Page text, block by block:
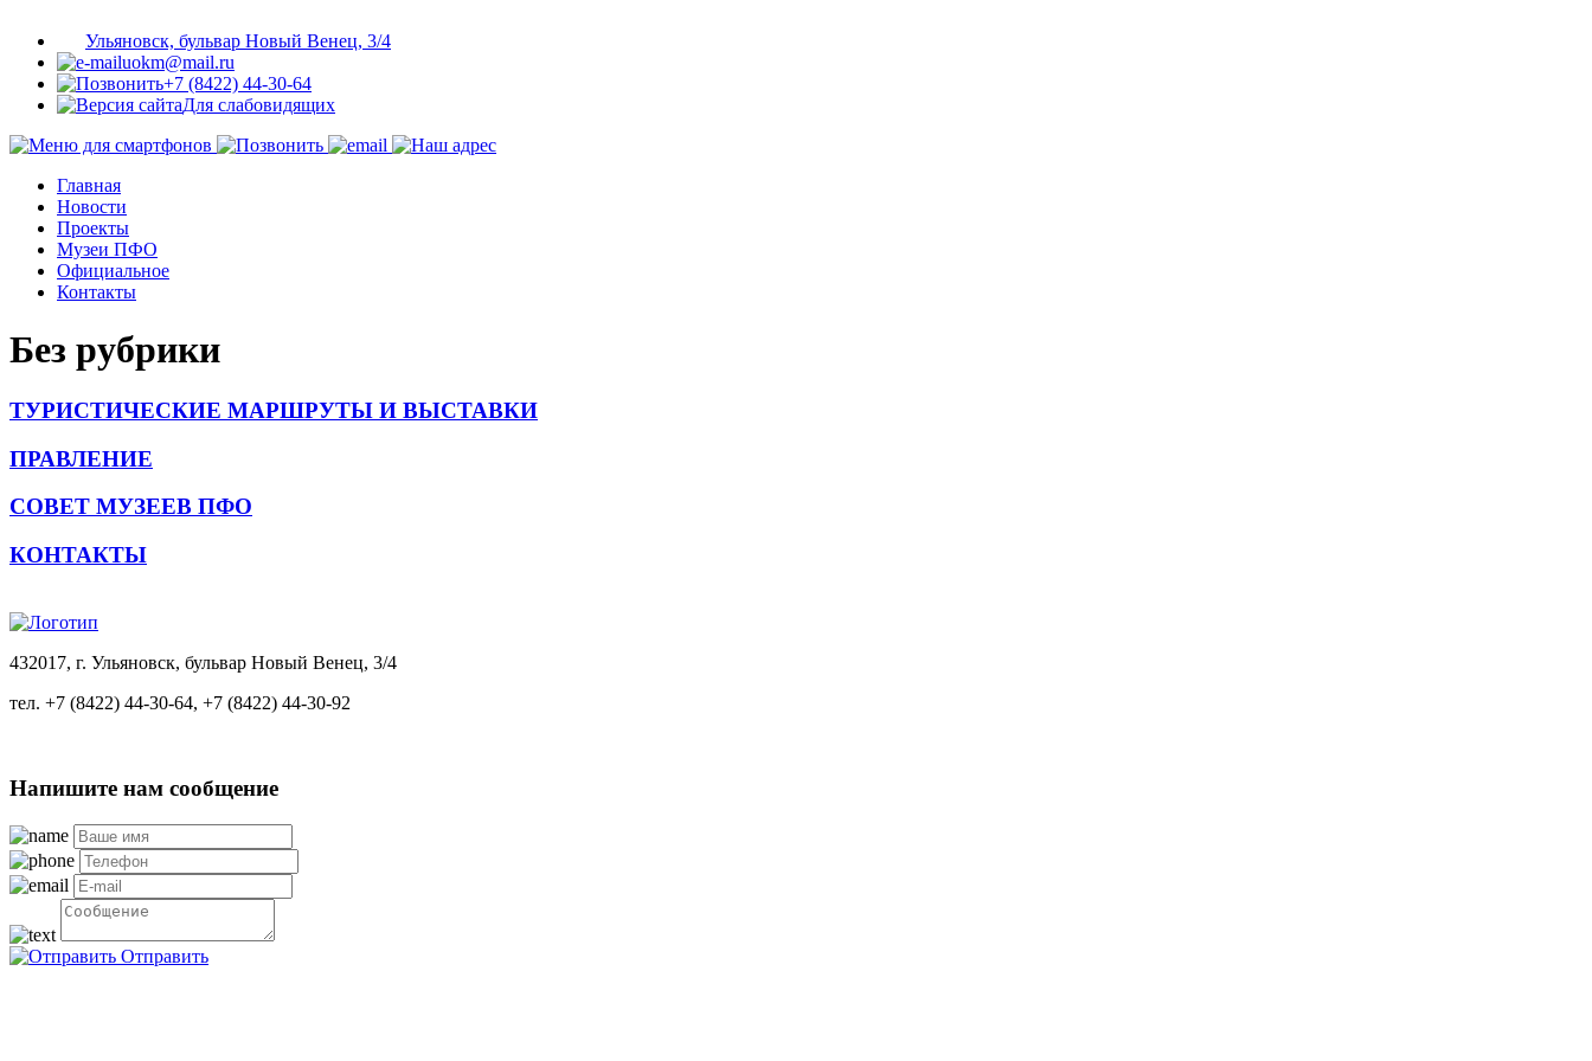
Ульяновск, бульвар Новый Венец, 3/4
uokm@mail.ru
+7 (8422) 44-30-64
Для слабовидящих
Главная
Новости
Проекты
Музеи ПФО
Официальное
Контакты
Без рубрики
ТУРИСТИЧЕСКИЕ МАРШРУТЫ И ВЫСТАВКИ
ПРАВЛЕНИЕ
СОВЕТ МУЗЕЕВ ПФО
КОНТАКТЫ
432017, г. Ульяновск, бульвар Новый Венец, 3/4
тел. +7 (8422) 44-30-64, +7 (8422) 44-30-92
Напишите нам сообщение
Отправить